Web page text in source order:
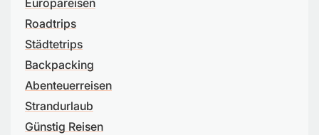
Europareisen
Roadtrips
Städtetrips
Backpacking
Abenteuerreisen
Strandurlaub
Günstig Reisen